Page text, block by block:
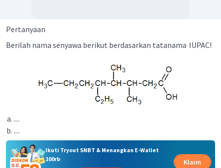
Pertanyaan
Berilah nama senyawa berikut berdasarkan tatanama IUPAC!
....
....
Ikuti Tryout SNBT & Menangkan E-Wallet
100rb
Klaim